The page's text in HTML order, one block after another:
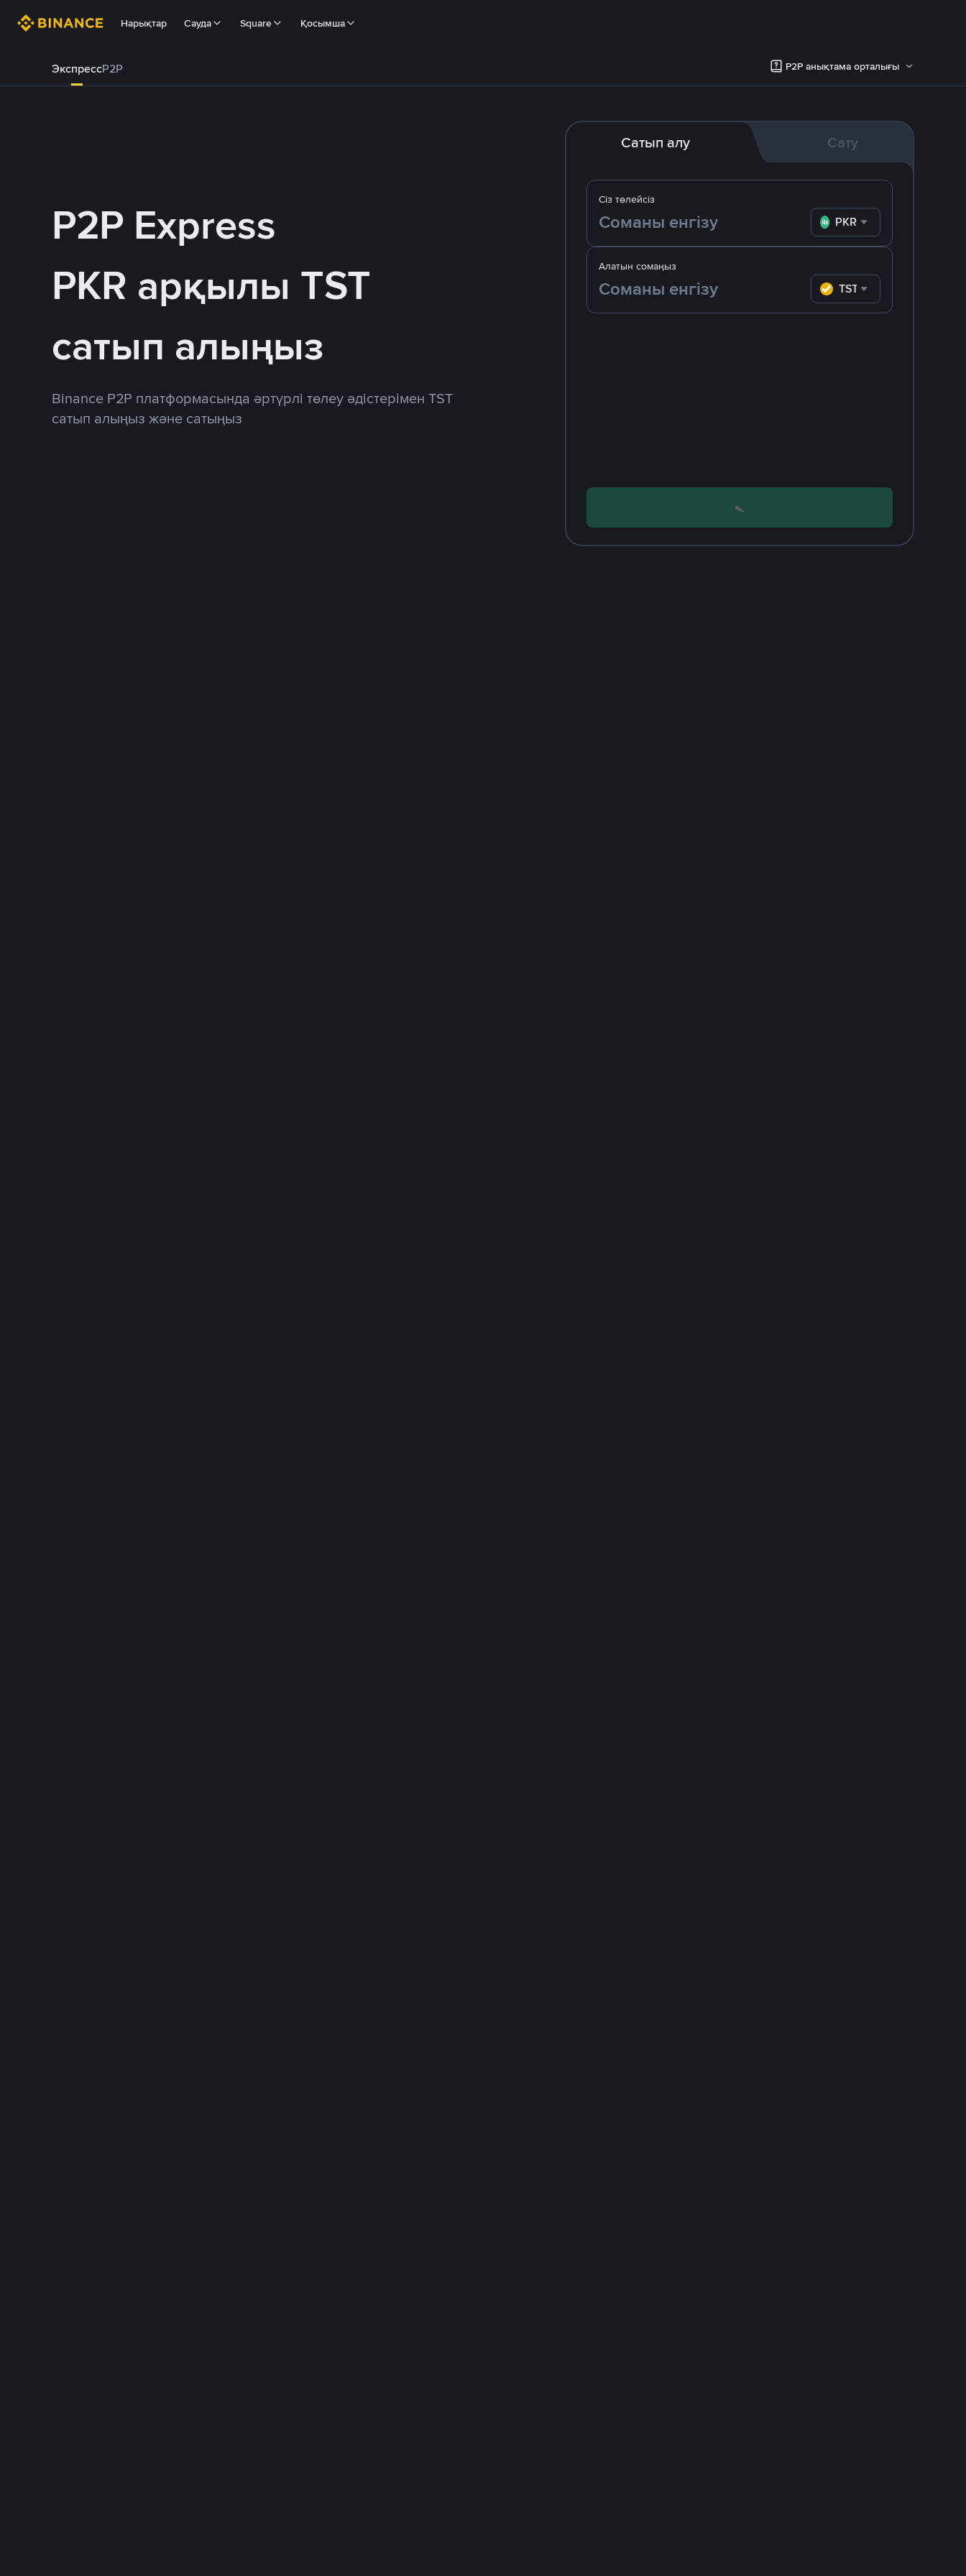
Нарықтар Сауда Square Қосымша
ЭкспрессP2P P2P анықтама орталығы
P2P Express
PKR арқылы TST
сатып алыңыз
Binance P2P платформасында әртүрлі төлеу әдістерімен TST
сатып алыңыз және сатыңыз
Сатып алу Сату
Сіз төлейсіз
PKR
Алатын сомаңыз
TST